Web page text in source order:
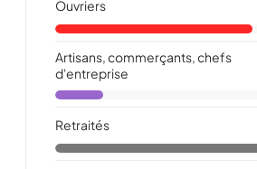
Ouvriers
Artisans, commerçants, chefs
d'entreprise
Retraités